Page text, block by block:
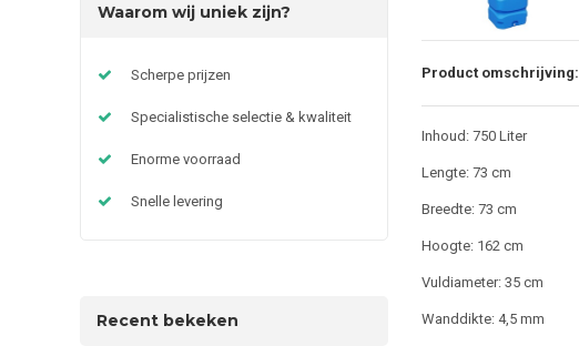
Waarom wij uniek zijn?
Scherpe prijzen
Specialistische selectie & kwaliteit
Enorme voorraad
Snelle levering
Recent bekeken
Product omschrijving:
Inhoud: 750 Liter
Lengte: 73 cm
Breedte: 73 cm
Hoogte: 162 cm
Vuldiameter: 35 cm
Wanddikte: 4,5 mm